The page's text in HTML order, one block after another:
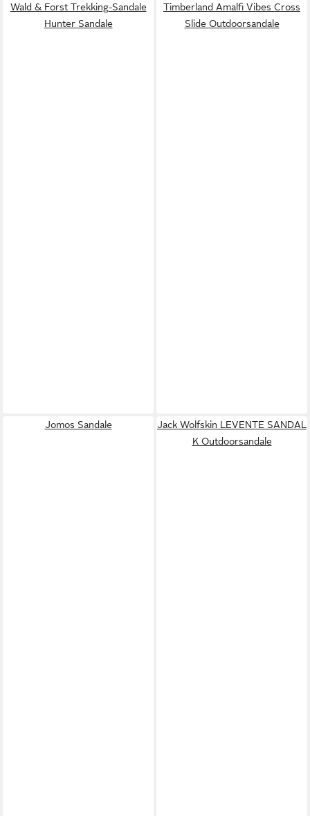
Wald & Forst Trekking-Sandale
Hunter Sandale
Timberland Amalfi Vibes Cross
Slide Outdoorsandale
Jomos Sandale
Jack Wolfskin LEVENTE SANDAL
K Outdoorsandale